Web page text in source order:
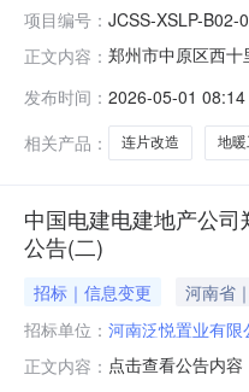
项目编号： JCSS-XSLP-B02-
正文内容： 郑州市中原区西
方，其中主楼(地
发布时间： 2026-05-01 08:14
相关产品：
连片改造 地暖
中国电建电建地产公
公告(二)
招标｜信息变更 河南省
招标单位： 河南泛悦置业有限
正文内容： 点击查看公告内